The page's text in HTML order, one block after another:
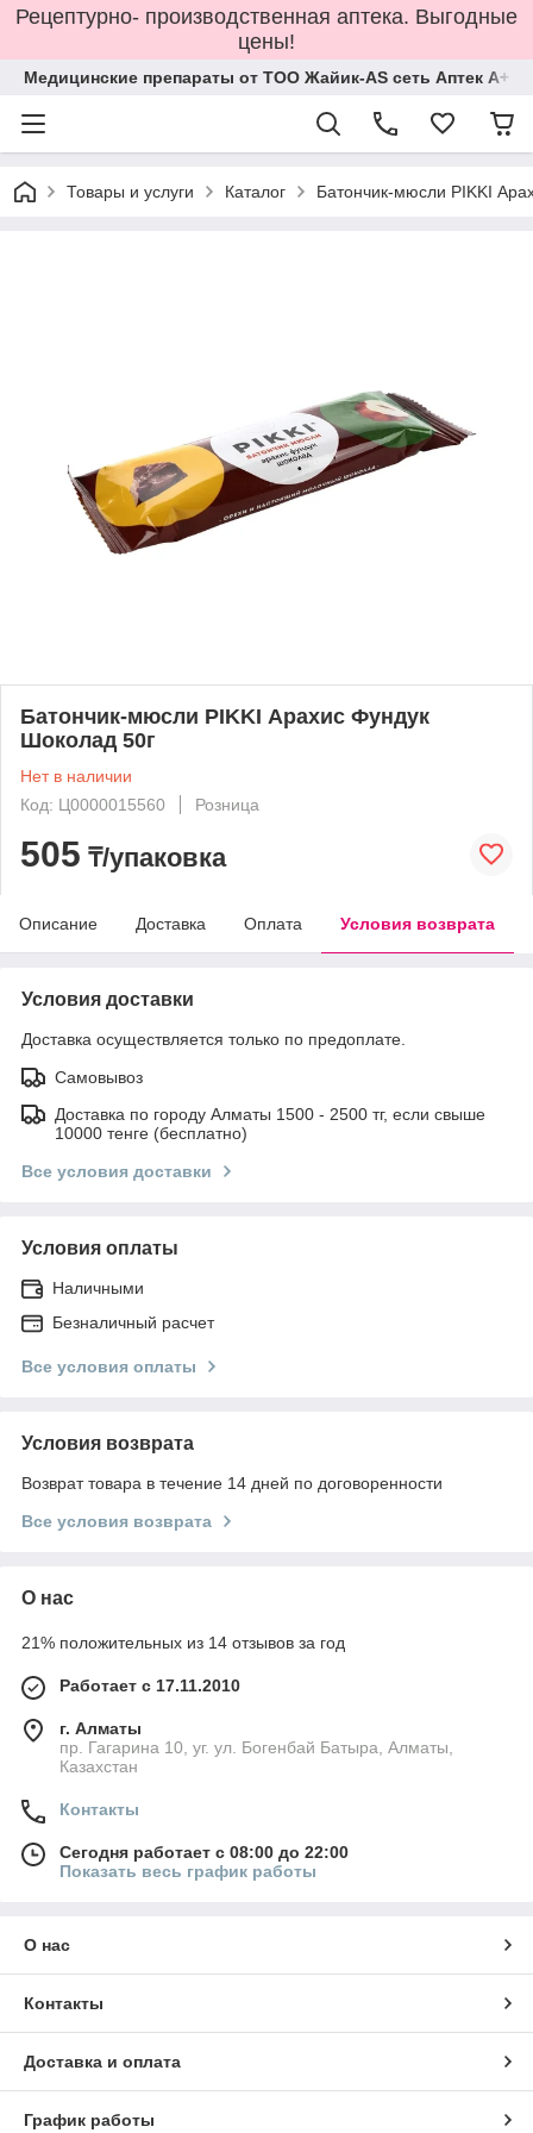
Рецептурно- производственная аптека. Выгодные
цены!
Медицинские препараты от ТОО Жайик-AS сеть Аптек А+
Товары и услуги Каталог Батончик-мюсли PIKKI
Батончик-мюсли PIKKI Арахис Фундук
Шоколад 50г
Нет в наличии
Код: Ц0000015560
Розница
505 ₸/упаковка
Описание Доставка Оплата Условия возврата
Условия доставки
Доставка осуществляется только по предоплате.
Самовывоз
Доставка по городу Алматы 1500 - 2500 тг, если свыше
10000 тенге (бесплатно)
Все условия доставки
Условия оплаты
Наличными
Безналичный расчет
Все условия оплаты
Условия возврата
Возврат товара в течение 14 дней по договоренности
Все условия возврата
О нас
21% положительных из 14 отзывов за год
Работает с 17.11.2010
г. Алматы
пр. Гагарина 10, уг. ул. Богенбай Батыра, Алматы,
Казахстан
Контакты
Сегодня работает с 08:00 до 22:00
Показать весь график работы
О нас
Контакты
Доставка и оплата
График работы